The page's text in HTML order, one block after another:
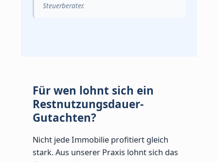
Steuerberater.
Für wen lohnt sich ein
Restnutzungsdauer-
Gutachten?
Nicht jede Immobilie profitiert gleich
stark. Aus unserer Praxis lohnt sich das